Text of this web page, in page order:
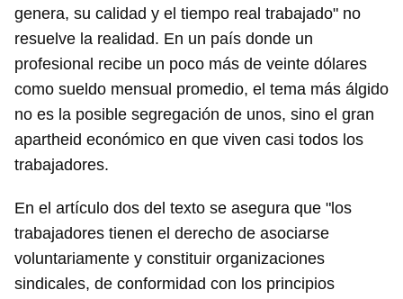
genera, su calidad y el tiempo real trabajado" no
resuelve la realidad. En un país donde un
profesional recibe un poco más de veinte dólares
como sueldo mensual promedio, el tema más álgido
no es la posible segregación de unos, sino el gran
apartheid económico en que viven casi todos los
trabajadores.
En el artículo dos del texto se asegura que "los
trabajadores tienen el derecho de asociarse
voluntariamente y constituir organizaciones
sindicales, de conformidad con los principios